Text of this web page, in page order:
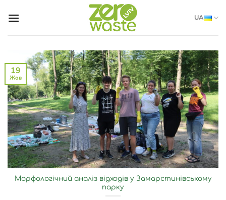
UA
Морфологічний аналіз відходів у Замарстинівському
парку
19
Жов